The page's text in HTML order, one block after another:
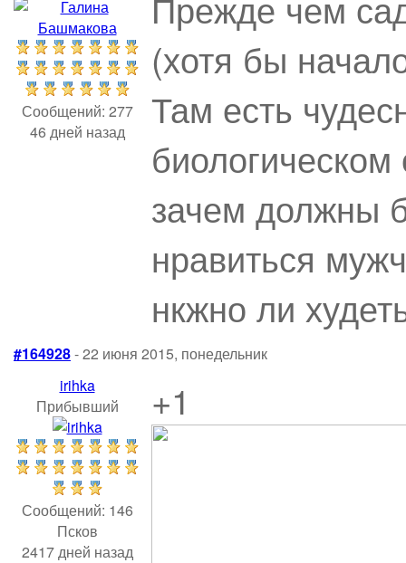
Сообщений: 277
46 дней назад
(хотя бы
Там есть
зачем должны
нравиться
нкжно ли
#164928- 22 июня 2015, понедельник
irihka
Прибывший
Сообщений: 146
Псков
2417 дней назад
+1